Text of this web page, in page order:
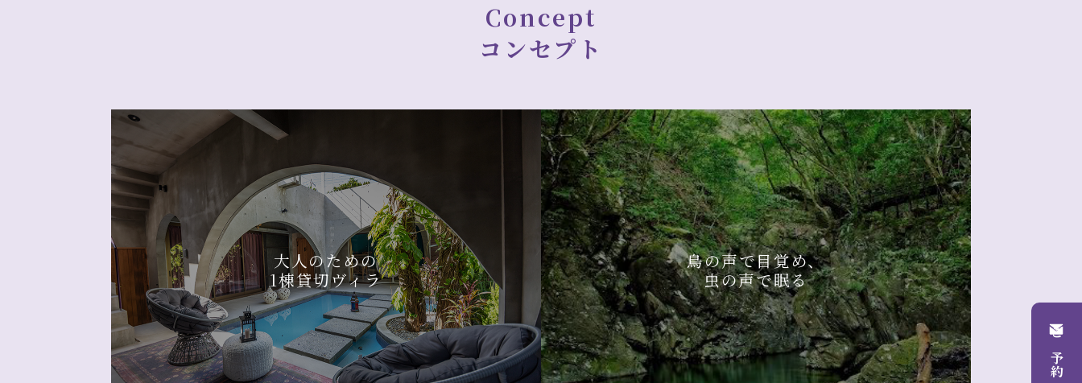
Concept
コンセプト
大人のための
1棟貸切ヴィラ
鳥の声で目覚め、
虫の声で眠る